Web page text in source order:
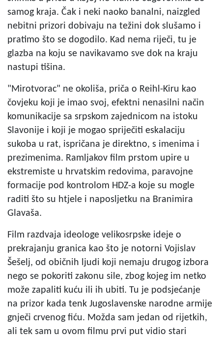
samog kraja. Čak i neki naoko banalni, naizgled
nebitni prizori dobivaju na težini dok slušamo i
pratimo što se dogodilo. Kad nema riječi, tu je
glazba na koju se navikavamo sve dok na kraju
nastupi tišina.
"Mirotvorac" ne okoliša, priča o Reihl-Kiru kao
čovjeku koji je imao svoj, efektni nenasilni način
komunikacije sa srpskom zajednicom na istoku
Slavonije i koji je mogao spriječiti eskalaciju
sukoba u rat, ispričana je direktno, s imenima i
prezimenima. Ramljakov film prstom upire u
ekstremiste u hrvatskim redovima, paravojne
formacije pod kontrolom HDZ-a koje su mogle
raditi što su htjele i naposljetku na Branimira
Glavaša.
Film razdvaja ideologe velikosrpske ideje o
prekrajanju granica kao što je notorni Vojislav
Šešelj, od običnih ljudi koji nemaju drugog izbora
nego se pokoriti zakonu sile, zbog kojeg im netko
može zapaliti kuću ili ih ubiti. Tu je podsjećanje
na prizor kada tenk Jugoslavenske narodne armije
gnječi crvenog fiću. Možda sam jedan od rijetkih,
ali tek sam u ovom filmu prvi put vidio stari